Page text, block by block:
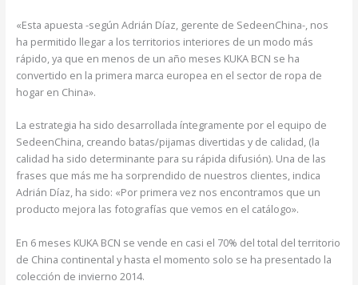
«Esta apuesta -según Adrián Díaz, gerente de SedeenChina-, nos
ha permitido llegar a los territorios interiores de un modo más
rápido, ya que en menos de un año meses KUKA BCN se ha
convertido en la primera marca europea en el sector de ropa de
hogar en China».
La estrategia ha sido desarrollada íntegramente por el equipo de
SedeenChina, creando batas/pijamas divertidas y de calidad, (la
calidad ha sido determinante para su rápida difusión). Una de las
frases que más me ha sorprendido de nuestros clientes, indica
Adrián Díaz, ha sido: «Por primera vez nos encontramos que un
producto mejora las fotografías que vemos en el catálogo».
En 6 meses KUKA BCN se vende en casi el 70% del total del territorio
de China continental y hasta el momento solo se ha presentado la
colección de invierno 2014.